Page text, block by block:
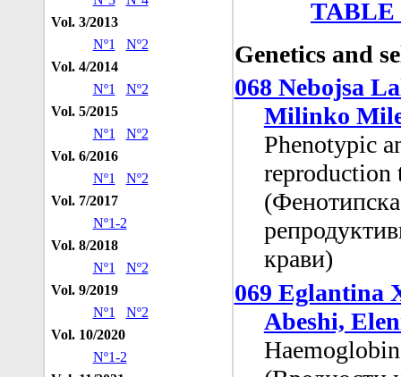
Vol. 3/2013
Nº1
Nº2
Vol. 4/2014
Nº1
Nº2
Vol. 5/2015
Nº1
Nº2
Vol. 6/2016
Nº1
Nº2
Vol. 7/2017
Nº1-2
Vol. 8/2018
Nº1
Nº2
Vol. 9/2019
Nº1
Nº2
Vol. 10/2020
Nº1-2
TABLE
Genetics and
068 Nebojsa
Milinko
Phenotypic
reproduction
(Фенотипска
крави)
069 Eglantina
Abeshi,